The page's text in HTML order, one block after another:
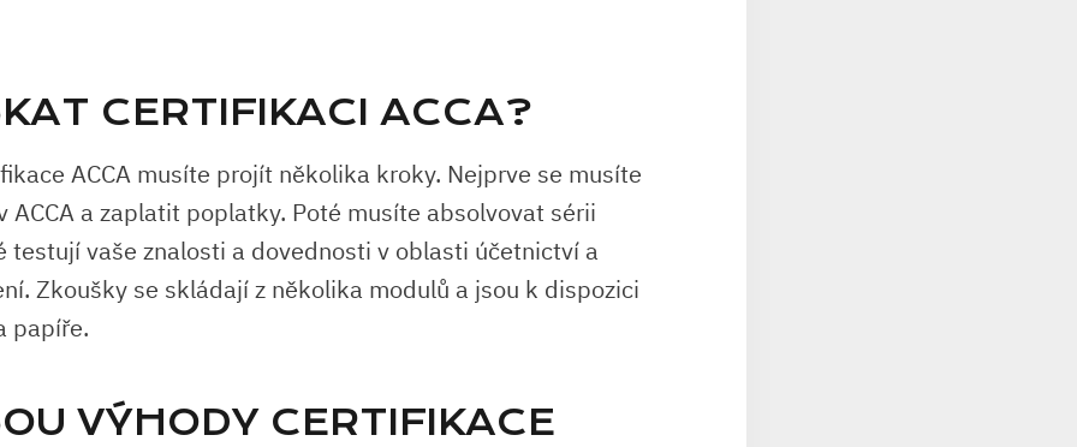
CERTIFIKACI ACCA?
ACCA musíte projít několika kroky. Nejprve se musíte
ACCA a zaplatit poplatky. Poté musíte absolvovat sérii
testují vaše znalosti a dovednosti v oblasti účetnictví a
Zkoušky se skládají z několika modulů a jsou k dispozici
papíře.
VÝHODY CERTIFIKACE